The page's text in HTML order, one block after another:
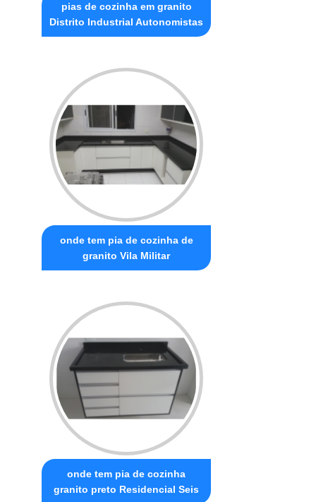
pias de cozinha em granito
Distrito Industrial Autonomistas
onde tem pia de cozinha de
granito Vila Militar
onde tem pia de cozinha
granito preto Residencial Seis